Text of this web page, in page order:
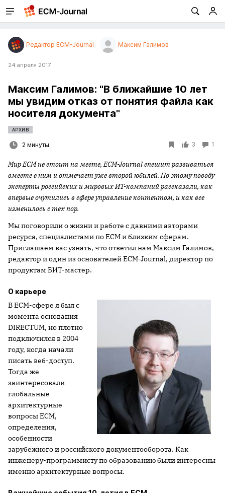
Редактор ECM-Journal Максим Галимов
24 апреля 2017
Максим Галимов: "В ближайшие 10 лет
мы увидим отказ от понятия файла как
носителя документа"
АРХИВ
2 минуты 3 1
Мир ECM не стоит на месте, ECM-Journal спешит развиваться
вместе с ним и отмечает уже второй юбилей. По этому поводу
эксперты российских и мировых ИТ-компаний рассказали, как
впервые очутились в сфере управление контентом, и как все
изменилось с тех пор.
Мы поговорили о жизни и работе с давними авторами
ресурса, специалистами по ECM и близким сферам.
Приглашаем вас узнать, что ответил нам Максим Галимов,
редактор и один из основателей ECM-Journal, директор по
продуктам БИТ-мастер.
О карьере
В ECM-сфере я был с
момента основания
DIRECTUM, но плотно
подключился в 2004
году, когда начали
писать веб-доступ.
Тогда же
заинтересовали
глобальные
архитектурные
вопросы ECM,
определения,
особенности
зарубежного и российского документооборота. Как
инженеру-программисту по образованию были интересны
именно архитектурные вопросы.